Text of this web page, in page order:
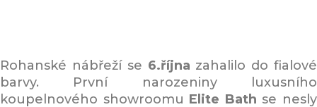
Rohanské nábřeží se 6.října zahalilo do fialové
barvy. První narozeniny luxusního
koupelnového showroomu Elite Bath se nesly